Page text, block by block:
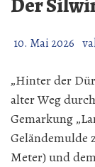
Der
10. Mai 2026
„Hinter der
alter Weg
Gemarkung
Geländemulde
Meter) und